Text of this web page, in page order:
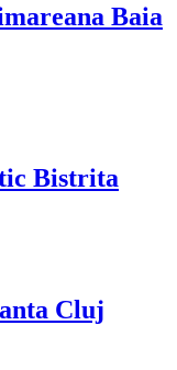
Baia
Bistrita
Cluj